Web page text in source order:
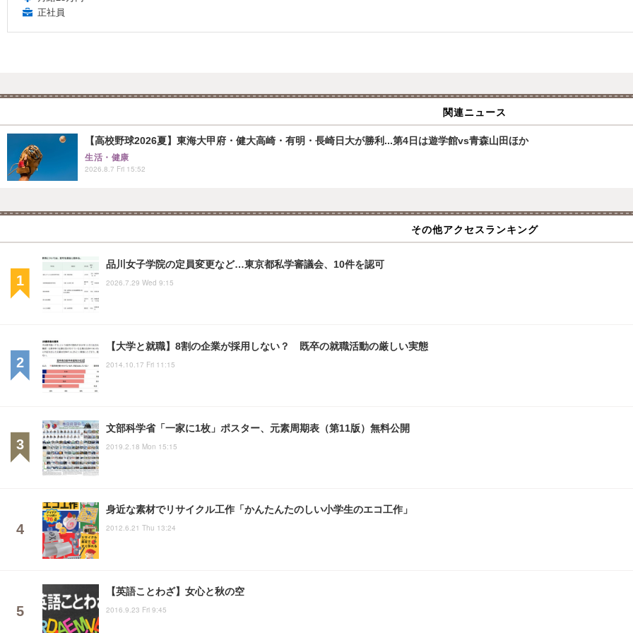
正社員
関連ニュース
【高校野球2026夏】東海大甲府・健大高崎・有明・長崎日大が勝利...第4日は遊学館vs青森山田ほか
生活・健康
2026.8.7 Fri 15:52
その他アクセスランキング
品川女子学院の定員変更など…東京都私学審議会、10件を認可
2026.7.29 Wed 9:15
【大学と就職】8割の企業が採用しない？ 既卒の就職活動の厳しい実態
2014.10.17 Fri 11:15
文部科学省「一家に1枚」ポスター、元素周期表（第11版）無料公開
2019.2.18 Mon 15:15
身近な素材でリサイクル工作「かんたんたのしい小学生のエコ工作」
2012.6.21 Thu 13:24
【英語ことわざ】女心と秋の空
2016.9.23 Fri 9:45